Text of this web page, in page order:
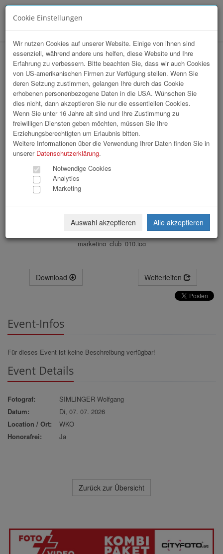
Marketing Club Generalversammlung
marketing_club_010.jpg
Download Weiterleiten
Event-Infos
Für dieses Event ist keine Beschreibung verfügbar!
Event Details
Fotograf:
SIMLINGER Wolfgang
Datum:
Di, 07. 07. 2026
Location / Ort:
WKO
Honorafrei:
Ja
Zurück zur Übersicht
Cookie Einstellungen
Wir nutzen Cookies auf unserer Website. Einige von ihnen sind
essenziell, während andere uns helfen, diese Website und Ihre
Erfahrung zu verbessern. Bitte beachten Sie, dass wir auch Cookies
von US-amerikanischen Firmen zur Verfügung stellen. Wenn Sie
deren Setzung zustimmen, gelangen Ihre durch das Cookie
erhobenen personenbezogene Daten in die USA. Wünschen Sie
dies nicht, dann akzeptieren Sie nur die essentiellen Cookies.
Wenn Sie unter 16 Jahre alt sind und Ihre Zustimmung zu
freiwilligen Diensten geben möchten, müssen Sie Ihre
Erziehungsberechtigten um Erlaubnis bitten.
Weitere Informationen über die Verwendung Ihrer Daten finden Sie in
unserer Datenschutzerklärung.
Notwendige Cookies
Analytics
Marketing
Auswahl akzeptieren Alle akzeptieren